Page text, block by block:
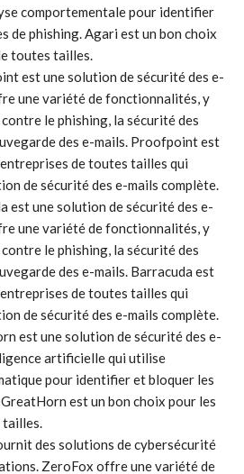
comportementale pour identifier
de phishing. Agari est un bon choix
toutes tailles.
est une solution de sécurité des e-
une variété de fonctionnalités, y
le phishing, la sécurité des
des e-mails. Proofpoint est
de toutes tailles qui
de sécurité des e-mails complète.
est une solution de sécurité des e-
une variété de fonctionnalités, y
le phishing, la sécurité des
des e-mails. Barracuda est
de toutes tailles qui
de sécurité des e-mails complète.
est une solution de sécurité des e-
artificielle qui utilise
pour identifier et bloquer les
est un bon choix pour les
tailles.
des solutions de cybersécurité
ZeroFox offre une variété de